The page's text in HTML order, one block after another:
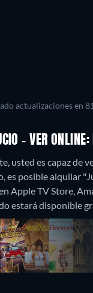
actualizaciones en
- VER
usted es capaz de
es posible alquilar
Apple TV Store,
estará disponible